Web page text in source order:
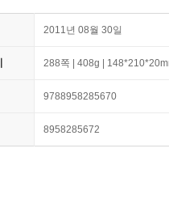
2011년 08월 30일
288쪽 | 408g |
9788958285670
8958285672